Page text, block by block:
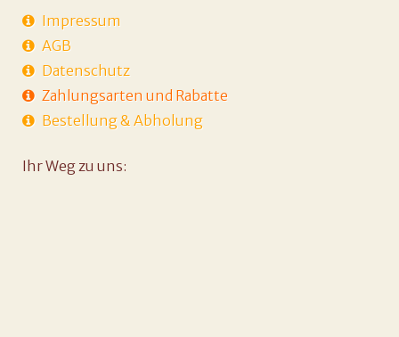
Impressum
AGB
Datenschutz
Zahlungsarten und Rabatte
Bestellung & Abholung
Ihr Weg zu uns: